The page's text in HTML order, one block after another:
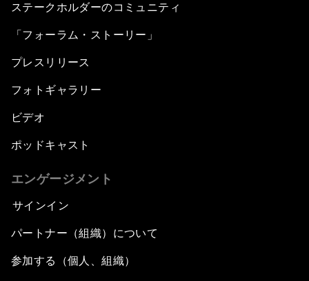
ステークホルダーのコミュニティ
「フォーラム・ストーリー」
プレスリリース
フォトギャラリー
ビデオ
ポッドキャスト
エンゲージメント
サインイン
パートナー（組織）について
参加する（個人、組織）